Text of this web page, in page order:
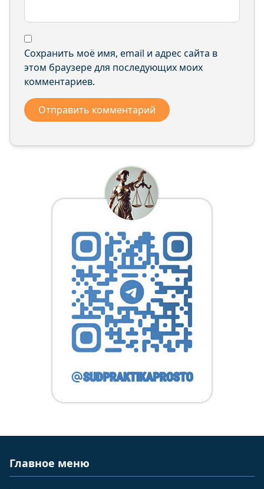
Сохранить моё имя, email и адрес сайта в
этом браузере для последующих моих
комментариев.
Главное меню